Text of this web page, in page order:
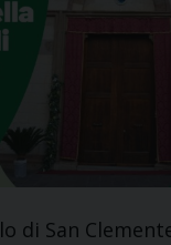
di San